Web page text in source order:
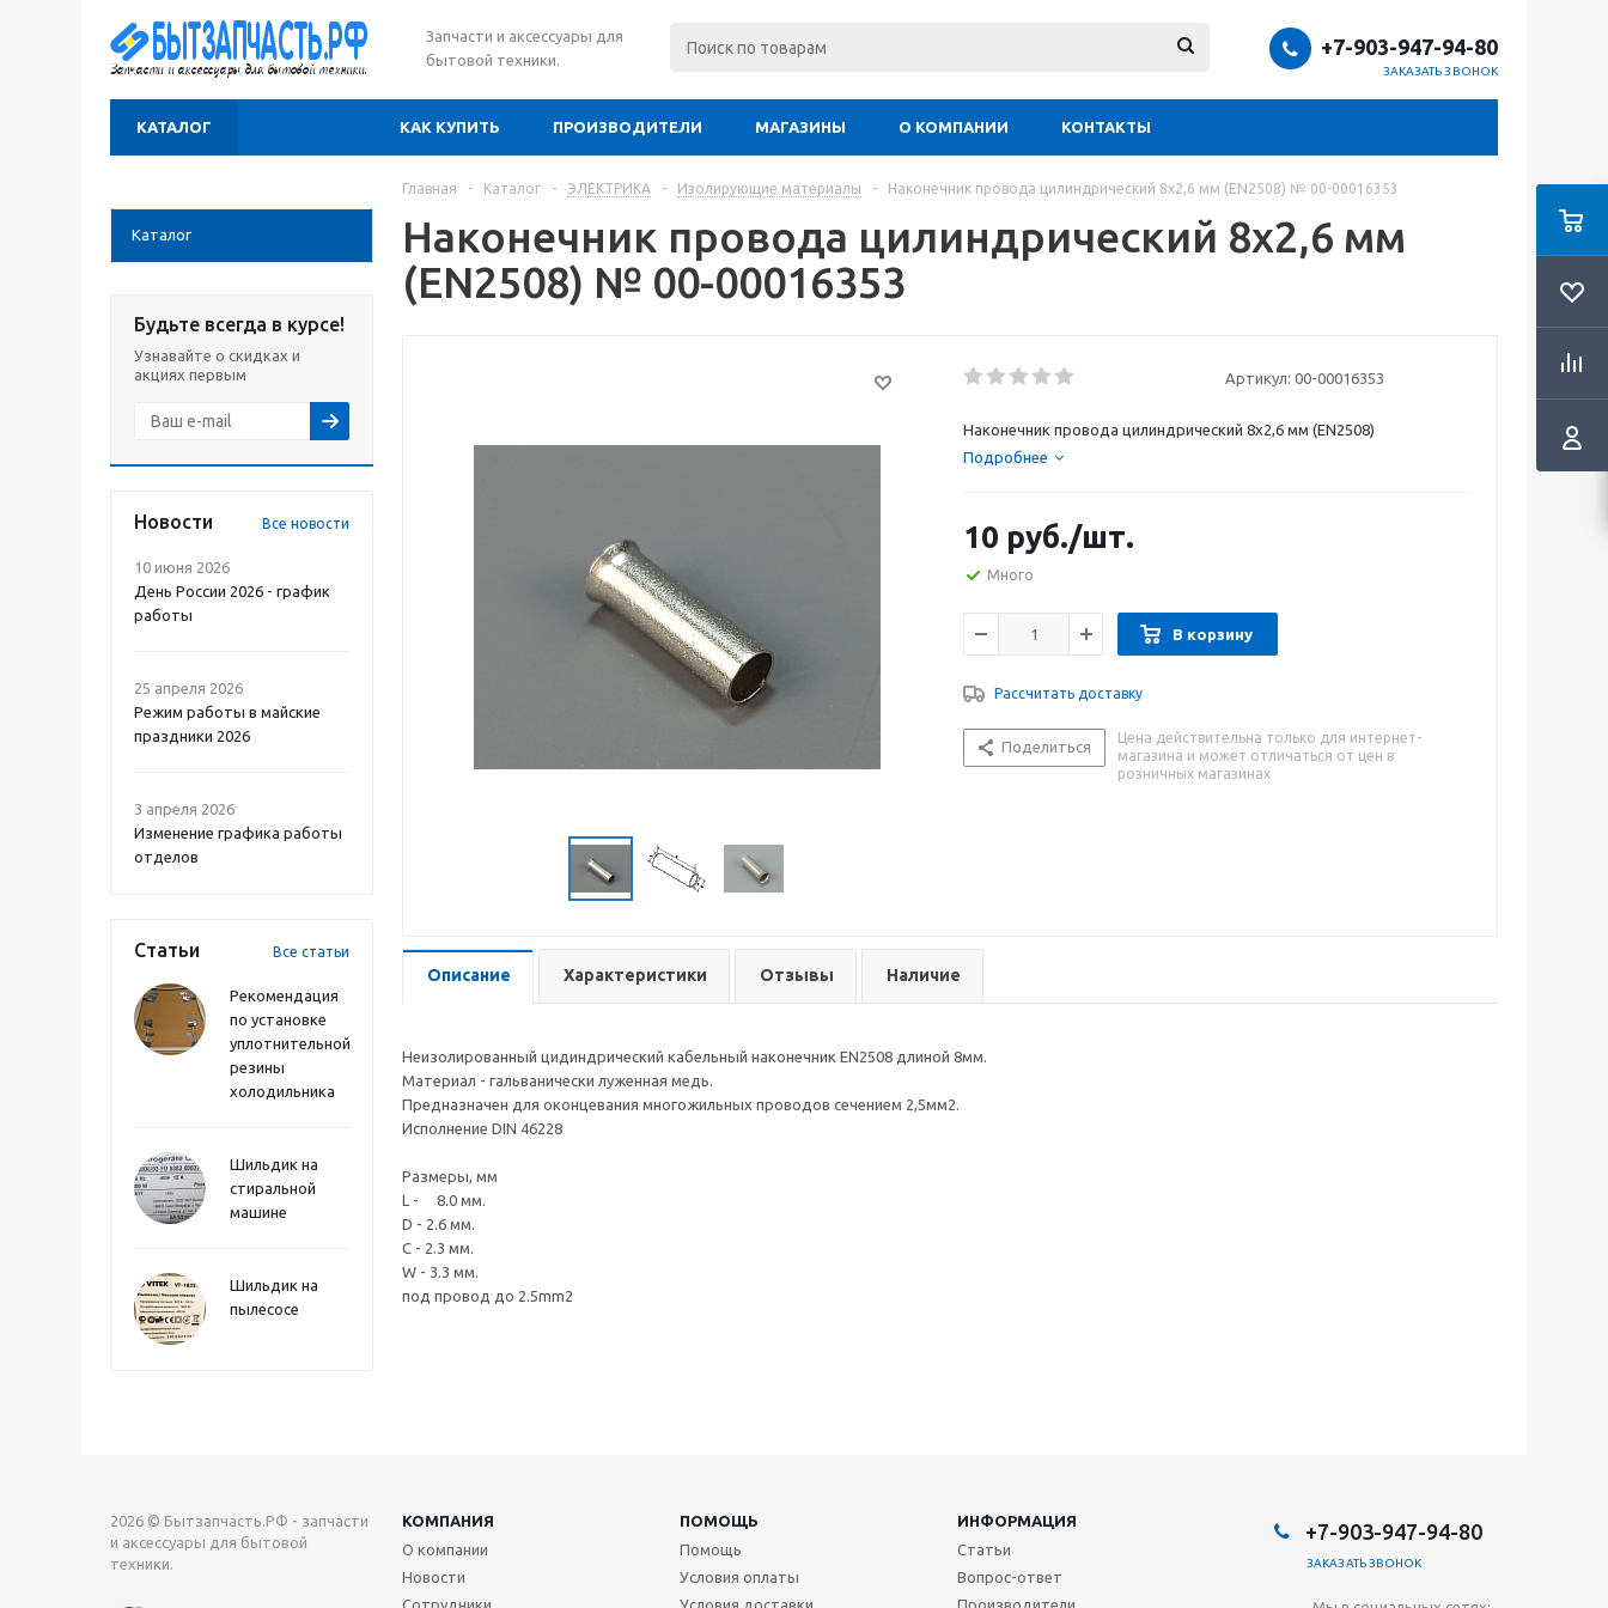
Запчасти и аксессуары для
бытовой техники.
+7-903-947-94-80
ЗАКАЗАТЬ ЗВОНОК
КАТАЛОГ КАК КУПИТЬ ПРОИЗВОДИТЕЛИ МАГАЗИНЫ О КОМПАНИИ КОНТАКТЫ
Каталог
Будьте всегда в курсе!
Узнавайте о скидках и
акциях первым
Новости Все новости
10 июня 2026
День России 2026 - график
работы
25 апреля 2026
Режим работы в майские
праздники 2026
3 апреля 2026
Изменение графика работы
отделов
Статьи Все статьи
Рекомендация
по установке
уплотнительной
резины
холодильника
Шильдик на
стиральной
машине
Шильдик на
пылесосе
Главная - Каталог - ЭЛЕКТРИКА - Изолирующие материалы - Наконечник провода цилиндрический 8х2,6 мм (EN2508) № 00-00016353
Наконечник провода цилиндрический 8х2,6 мм
(EN2508) № 00-00016353
Артикул: 00-00016353
Наконечник провода цилиндрический 8х2,6 мм (EN2508)
Подробнее
10 руб./шт.
Много
В корзину
Рассчитать доставку
Поделиться
Цена действительна только для интернет-
магазина и может отличаться от цен в
розничных магазинах
Описание Характеристики Отзывы Наличие
Неизолированный цидиндрический кабельный наконечник EN2508 длиной 8мм.
Материал - гальванически луженная медь.
Предназначен для оконцевания многожильных проводов сечением 2,5мм2.
Исполнение DIN 46228
Размеры, мм
L - 8.0 мм.
D - 2.6 мм.
C - 2.3 мм.
W - 3.3 мм.
под провод до 2.5mm2
2026 © Бытзапчасть.РФ - запчасти
и аксессуары для бытовой
техники.
КОМПАНИЯ ПОМОЩЬ
ИНФОРМАЦИЯ
О компании
Новости
Сотрудники
Помощь
Условия оплаты
Условия доставки
Статьи
Вопрос-ответ
Производители
+7-903-947-94-80
ЗАКАЗАТЬ ЗВОНОК